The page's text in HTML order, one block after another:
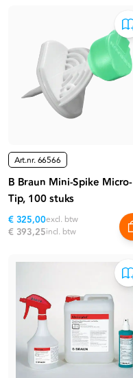
Art.nr.66566
B Braun Mini-Spike Micro-
Tip, 100 stuks
€ 325,00excl. btw
€ 393,25incl. btw